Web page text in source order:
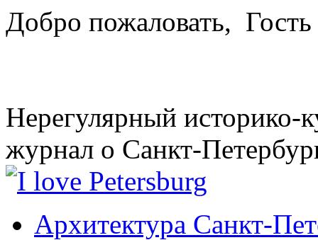
Добро пожаловать, Гость
Нерегулярный историко-
журнал о Санкт-
Архитектура Санкт-